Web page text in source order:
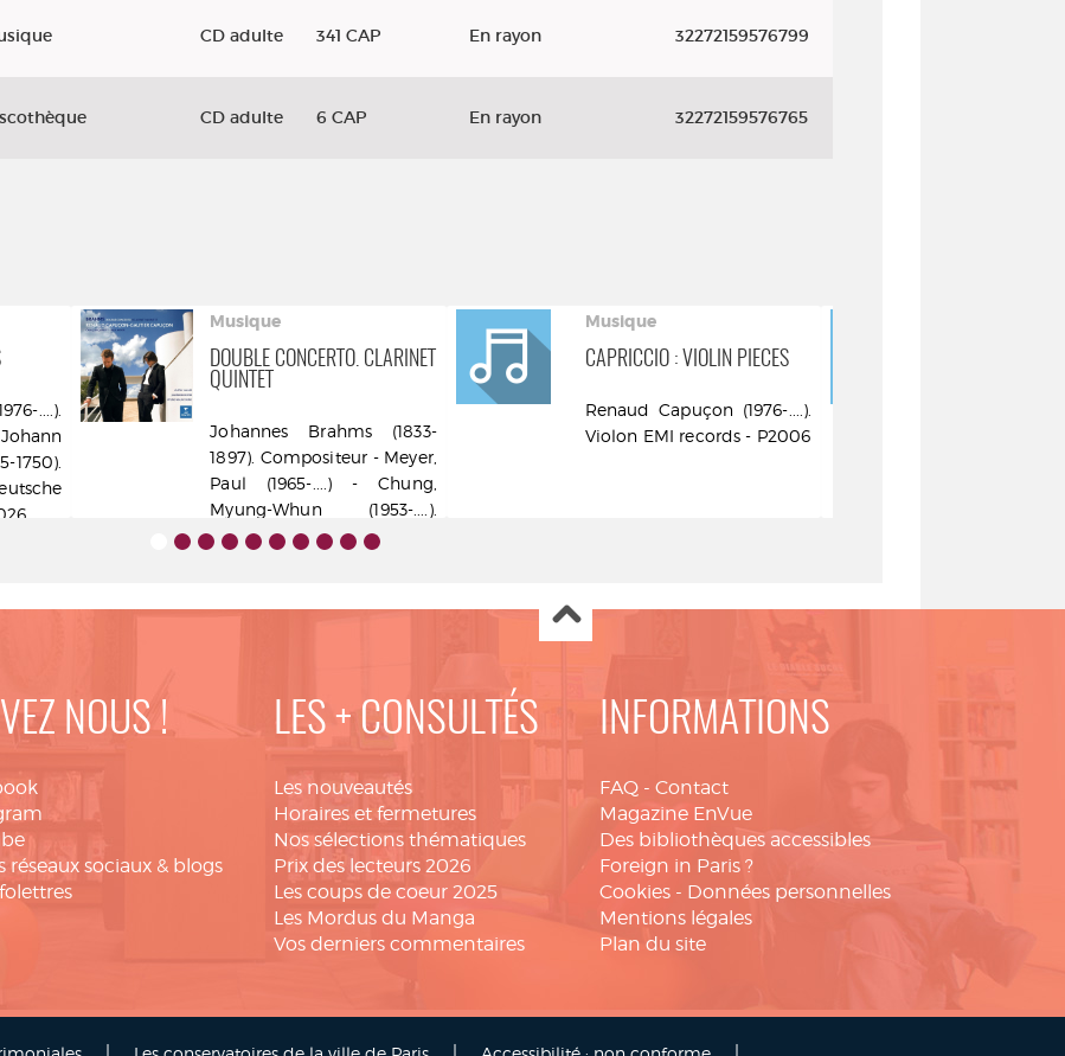
CD adulte 341 CAP En rayon 32272159576799
CD adulte 6 CAP En rayon 32272159576765
....).
Musique
DOUBLE CONCERTO. CLARINET
QUINTET
Johannes Brahms (1833-
1897). Compositeur - Meyer,
Paul (1965-....) - Chung,
Myung-Whun (1953-....).
Chef d’orchestre EMI
Musique
CAPRICCIO : VIOLIN PIECES
Renaud Capuçon (1976-....).
Violon EMI records - P2006
NOUS !
réseaux sociaux & blogs
LES + CONSULTÉS
Les nouveautés
Horaires et fermetures
Nos sélections thématiques
Prix des lecteurs 2026
Les coups de coeur 2025
Les Mordus du Manga
Vos derniers commentaires
INFORMATIONS
FAQ - Contact
Magazine EnVue
Des bibliothèques accessibles
Foreign in Paris ?
Cookies - Données personnelles
Mentions légales
Plan du site